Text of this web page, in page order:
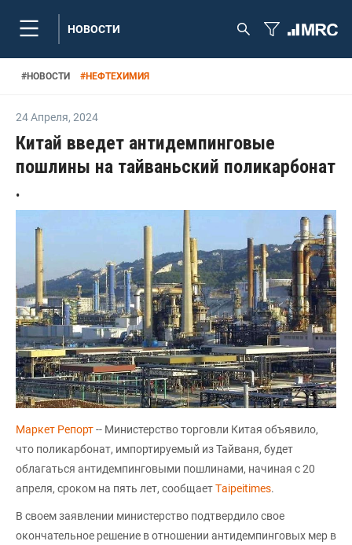
НОВОСТИ
#НОВОСТИ #НЕФТЕХИМИЯ
24 Апреля, 2024
Китай введет антидемпинговые
пошлины на тайваньский поликарбонат
.
Маркет Репорт-- Министерство торговли Китая объявило,
что поликарбонат, импортируемый из Тайваня, будет
облагаться антидемпинговыми пошлинами, начиная с 20
апреля, сроком на пять лет, сообщаетТaipeitimes.
В своем заявлении министерство подтвердило свое
окончательное решение в отношении антидемпинговых мер в